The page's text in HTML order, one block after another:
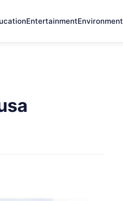
EntertainmentEnvironment